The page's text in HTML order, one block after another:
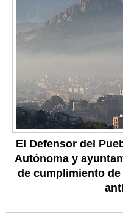
El Defensor del
Autónoma y
de cumplimiento